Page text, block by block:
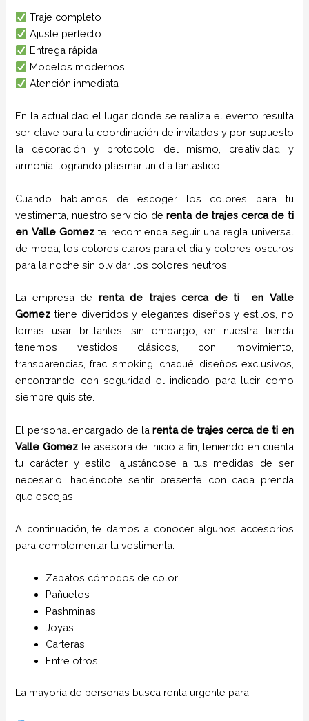
Traje completo
Ajuste perfecto
Entrega rápida
Modelos modernos
Atención inmediata
En la actualidad el lugar donde se realiza el evento resulta
ser clave para la coordinación de invitados y por supuesto
la decoración y protocolo del mismo, creatividad y
armonía, logrando plasmar un día fantástico.
Cuando hablamos de escoger los colores para tu
vestimenta, nuestro servicio derenta de trajes cerca de ti
en Valle Gomezte recomienda seguir una regla universal
de moda, los colores claros para el día y colores oscuros
para la noche sin olvidar los colores neutros.
La empresa de renta de trajes cerca de ti en Valle
Gomez tiene divertidos y elegantes diseños y estilos,
no
temas usar brillantes, sin embargo, en nuestra tienda
tenemos vestidos clásicos, con movimiento,
transparencias, frac, smoking, chaqué, diseños exclusivos,
encontrando con seguridad el indicado para lucir como
siempre quisiste.
El personal encargado de la renta de trajes cerca de ti en
Valle Gomez te asesora de inicio a fin, teniendo en cuenta
tu carácter y estilo, ajustándose a tus medidas de ser
necesario, haciéndote sentir presente con cada prenda
que escojas.
A continuación, te damos a conocer algunos accesorios
para complementar tu vestimenta.
Zapatos cómodos de color.
Pañuelos
Pashminas
Joyas
Carteras
Entre otros.
La mayoría de personas busca renta urgente para: